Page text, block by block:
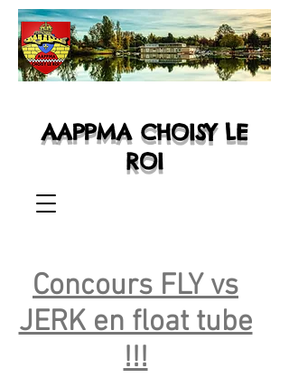
AAPPMA CHOISY LE
ROI
Concours FLY vs
JERK en float tube
!!!